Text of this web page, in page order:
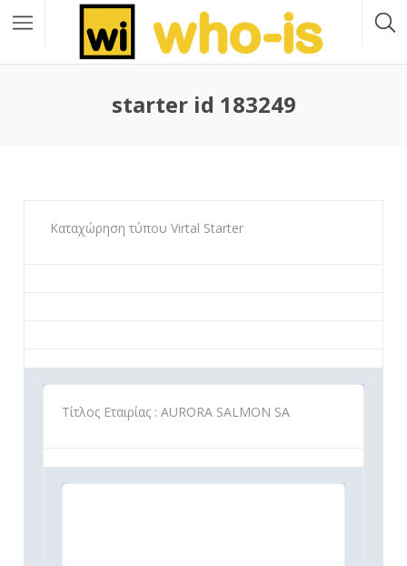
starter id 183249
Καταχώρηση τύπου Virtal Starter
Τίτλος Εταιρίας : AURORA SALMON SA